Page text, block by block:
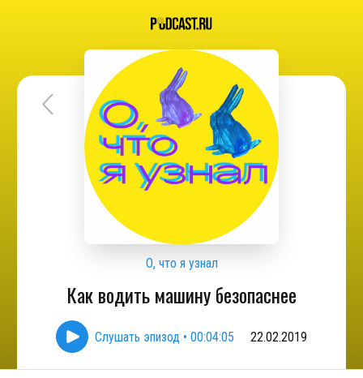
О, что я узнал
Как водить машину безопаснее
Слушать эпизод • 00:04:05 22.02.2019